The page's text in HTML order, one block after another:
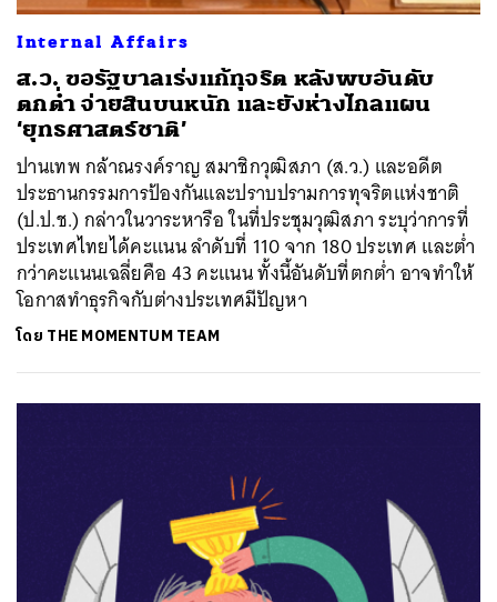
Internal Affairs
ส.ว. ขอรัฐบาลเร่งแก้ทุจริต หลังพบอันดับ
ตกต่ำ จ่ายสินบนหนัก และยังห่างไกลแผน
‘ยุทธศาสตร์ชาติ’
ปานเทพ กล้าณรงค์ราญ สมาชิกวุฒิสภา (ส.ว.) และอดีต
ประธานกรรมการป้องกันและปราบปรามการทุจริตแห่งชาติ
(ป.ป.ช.) กล่าวในวาระหารือ ในที่ประชุมวุฒิสภา ระบุว่าการที่
ประเทศไทยได้คะแนน ลำดับที่ 110 จาก 180 ประเทศ และต่ำ
กว่าคะแนนเฉลี่ยคือ 43 คะแนน ทั้งนี้อันดับที่ตกต่ำ อาจทำให้
โอกาสทำธุรกิจกับต่างประเทศมีปัญหา
โดย THE MOMENTUM TEAM